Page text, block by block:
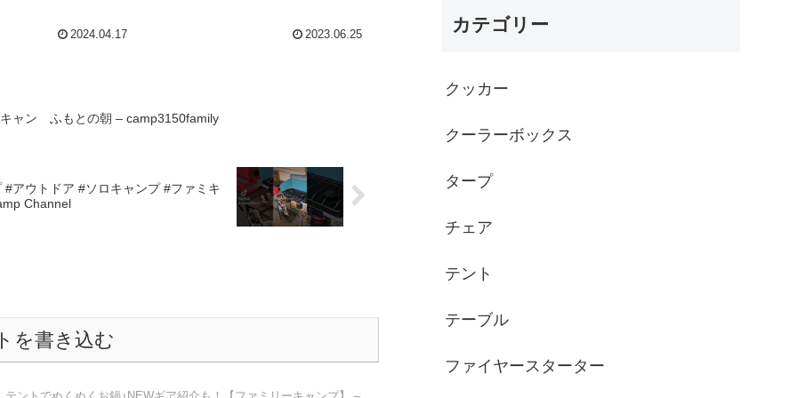
2024.04.17 2023.06.25
ャン ふもとの朝 – camp3150family
アウトドア #ソロキャンプ #ファミキ
Channel
を書き込む
カテゴリー
クッカー
クーラーボックス
タープ
チェア
テント
テーブル
ファイヤースターター